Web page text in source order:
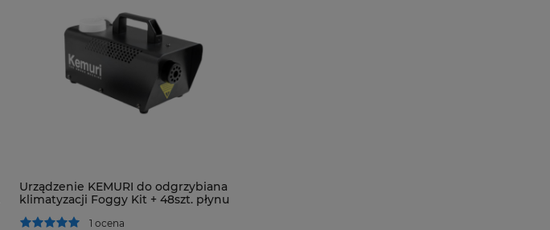
Urządzenie KEMURI do odgrzybiana
klimatyzacji Foggy Kit + 48szt. płynu
1 ocena